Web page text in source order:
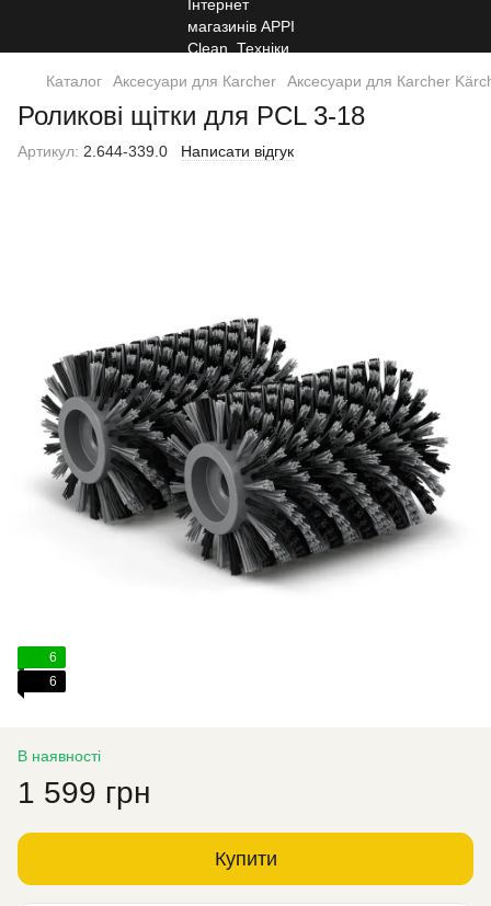
Каталог Аксесуари для Кarcher Аксесуари для Кarcher
Роликові щітки для PCL 3-18
Артикул: 2.644-339.0 Написати відгук
6
6
В наявності
1 599 грн
Купити